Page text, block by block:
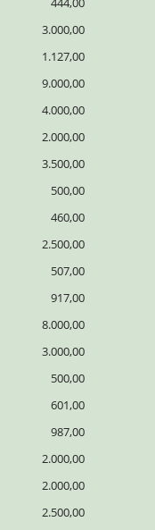
3.000,00
1.127,00
9.000,00
4.000,00
2.000,00
3.500,00
500,00
460,00
2.500,00
507,00
917,00
8.000,00
3.000,00
500,00
601,00
987,00
2.000,00
2.000,00
2.500,00